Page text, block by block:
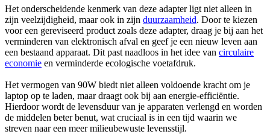
Het onderscheidende kenmerk van deze adapter ligt niet alleen in
zijn veelzijdigheid, maar ook in zijn duurzaamheid. Door te kiezen
voor een gereviseerd product zoals deze adapter, draag je bij aan het
verminderen van elektronisch afval en geef je een nieuw leven aan
een bestaand apparaat. Dit past naadloos in het idee van circulaire
economie en verminderde ecologische voetafdruk.
Het vermogen van 90W biedt niet alleen voldoende kracht om je
laptop op te laden, maar draagt ook bij aan energie-efficiëntie.
Hierdoor wordt de levensduur van je apparaten verlengd en worden
de middelen beter benut, wat cruciaal is in een tijd waarin we
streven naar een meer milieubewuste levensstijl.